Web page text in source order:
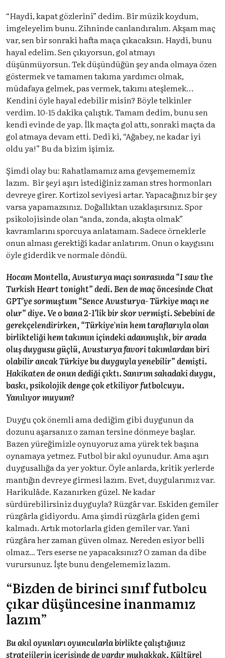
“Haydi, kapat gözlerini” dedim. Bir müzik koydum,
imgeleyelim bunu. Zihninde canlandıralım. Akşam maç
var, sen bir sonraki hafta maça çıkacaksın. Haydi, bunu
hayal edelim. Sen çıkıyorsun, gol atmayı
düşünmüyorsun. Tek düşündüğün şey anda olmaya özen
göstermek ve tamamen takıma yardımcı olmak,
müdafaya gelmek, pas vermek, takımı ateşlemek…
Kendini öyle hayal edebilir misin? Böyle telkinler
verdim. 10-15 dakika çalıştık. Tamam dedim, bunu sen
kendi evinde de yap. İlk maçta gol attı, sonraki maçta da
gol atmaya devam etti. Dedi ki, “Ağabey, ne kadar iyi
oldu ya!” Bu da bizim işimiz.
Şimdi olay bu: Rahatlamamız ama gevşemememiz
lazım. Bir şeyi aşırı istediğiniz zaman stres hormonları
devreye girer. Kortizol seviyesi artar. Yapacağınız bir şey
varsa yapamazsınız. Doğallıktan uzaklaşırsınız. Spor
psikolojisinde olan “anda, zonda, akışta olmak”
kavramlarını sporcuya anlatamam. Sadece örneklerle
onun alması gerektiği kadar anlatırım. Onun o kaygısını
öyle giderdik ve normale döndü.
Hocam Montella, Avusturya maçı sonrasında “I saw the
Turkish Heart tonight” dedi. Ben de maç öncesinde Chat
GPT’ye sormuştum “Sence Avusturya- Türkiye maçı ne
olur” diye. Ve o bana 2-1’lik bir skor vermişti. Sebebini de
gerekçelendirirken, “Türkiye'nin hem taraflarıyla olan
birlikteliği hem takımın içindeki adanmışlık, bir arada
oluş duygusu güçlü, Avusturya favori takımlardan biri
olabilir ancak Türkiye bu duyguyla yenebilir” demişti.
Hakikaten de onun dediği çıktı. Sanırım sahadaki duygu,
baskı, psikolojik denge çok etkiliyor futbolcuyu.
Yanılıyor muyum?
Duygu çok önemli ama dediğim gibi duygunun da
dozunu aşarsanız o zaman tersine dönmeye başlar.
Bazen yüreğimizle oynuyoruz ama yürek tek başına
oynamaya yetmez. Futbol bir akıl oyunudur. Ama aşırı
duygusallığa da yer yoktur. Öyle anlarda, kritik yerlerde
mantığın devreye girmesi lazım. Evet, duygularımız var.
Harikulâde. Kazanırken güzel. Ne kadar
sürdürebilirsiniz duyguyla? Rüzgâr var. Eskiden gemiler
rüzgârla gidiyordu. Ama şimdi rüzgârla giden gemi
kalmadı. Artık motorlarla giden gemiler var. Yani
rüzgâra her zaman güven olmaz. Nereden esiyor belli
olmaz... Ters eserse ne yapacaksınız? O zaman da dibe
vurursunuz. İşte bunu dengelememiz lazım.
“Bizden de birinci sınıf futbolcu
çıkar düşüncesine inanmamız
lazım”
Bu akıl oyunları oyuncularla birlikte çalıştığınız
stratejilerin içerisinde de vardır muhakkak. Kültürel